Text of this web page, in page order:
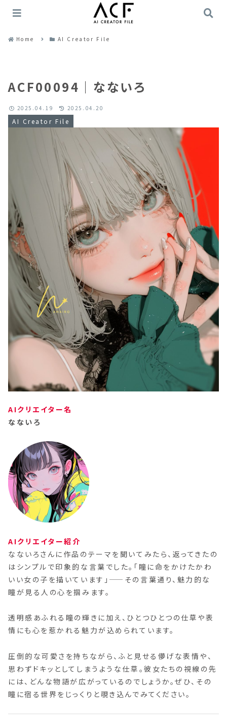
Home AI Creator File
ACF00094｜なないろ
AI Creator File
2025.04.19 2025.04.20
AIクリエイター名
なないろ
AIクリエイター紹介
なないろさんに作品のテーマを聞いてみたら、返ってきたの
はシンプルで印象的な言葉でした。「瞳に命をかけたかわ
いい女の子を描いています」——その言葉通り、魅力的な
瞳が見る人の心を掴みます。
透明感あふれる瞳の輝きに加え、ひとつひとつの仕草や表
情にも心を惹かれる魅力が込められています。
圧倒的な可愛さを持ちながら、ふと見せる儚げな表情や、
思わずドキッとしてしまうような仕草。彼女たちの視線の先
には、どんな物語が広がっているのでしょうか。ぜひ、その
瞳に宿る世界をじっくりと覗き込んでみてください。